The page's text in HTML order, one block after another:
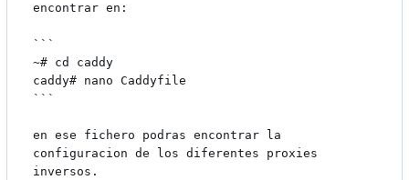
encontrar en:
```
~# cd caddy
caddy# nano Caddyfile
```
en ese fichero podras encontrar la
configuracion de los diferentes proxies
inversos.